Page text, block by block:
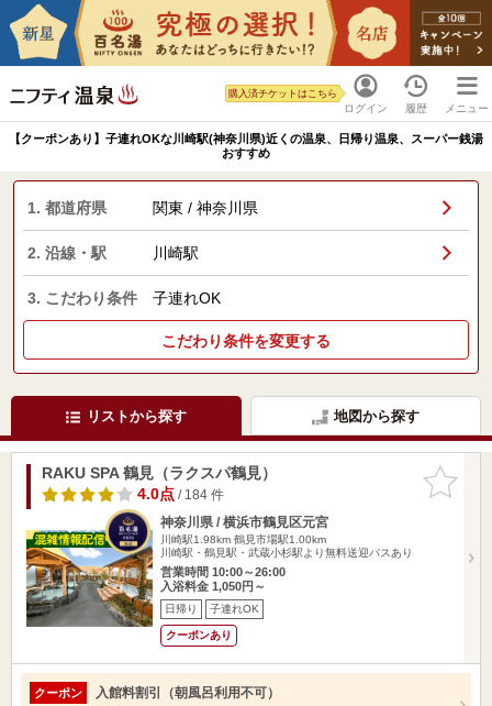
ログイン
購入済チケットはこちら
履歴 メニュー
【クーポンあり】子連れOKな川崎駅(神奈川県)近くの温泉、日帰り温泉、スーパー銭湯
おすすめ
1. 都道府県 関東 / 神奈川県
2. 沿線・駅 川崎駅
3. こだわり条件 子連れOK
こだわり条件を変更する
リストから探す 地図から探す
お気に入
りに追加
RAKU SPA 鶴見（ラクスパ鶴見）
4.0点/ 184 件
神奈川県 / 横浜市鶴見区元宮
川崎駅1.98km 鶴見市場駅1.00km
川崎駅・鶴見駅・武蔵小杉駅より無料送迎バスあり
営業時間 10:00～26:00
入浴料金 1,050円～
日帰り 子連れOK
クーポンあり
クーポン 入館料割引（朝風呂利用不可）